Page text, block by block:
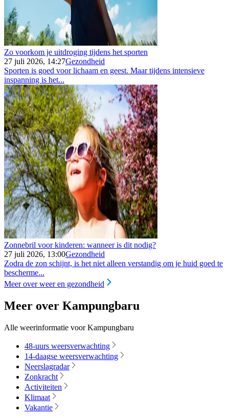
Zo voorkom je uitdroging tijdens het sporten
27 juli 2026, 14:27Gezondheid
Sporten is goed voor lichaam en geest. Maar tijdens intensieve
inspanning is het...
Zonnebril voor kinderen: wanneer is dit nodig?
27 juli 2026, 13:00Gezondheid
Zodra de zon schijnt, is het niet alleen verstandig om je huid goed te
bescherme...
Meer over weer en gezondheid
Meer over Kampungbaru
Alle weerinformatie voor Kampungbaru
48-uurs weersverwachting
14-daagse weersverwachting
Neerslagradar
Zonkracht
Activiteiten
Klimaat
Vakantie